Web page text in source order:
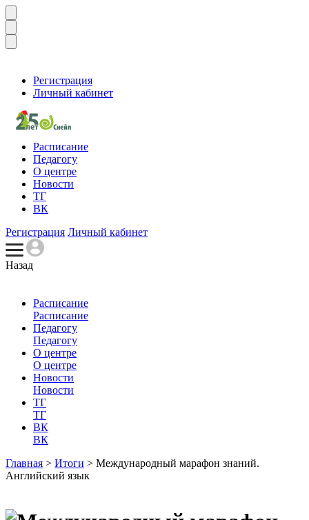
Регистрация
Личный кабинет
Расписание
Педагогу
О центре
Новости
ТГ
ВК
Регистрация Личный кабинет
Назад
Расписание
Расписание
Педагогу
Педагогу
О центре
О центре
Новости
Новости
ТГ
ТГ
ВК
ВК
Главная > Итоги > Международный марафон знаний.
Английский язык